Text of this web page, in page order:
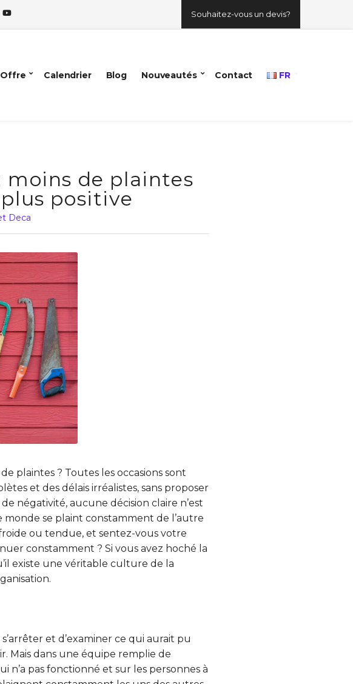
Souhaitez-vous un devis?
Offre Calendrier Blog Nouveautés Contact FR
moins de plaintes
positive
Deca
plaintes ? Toutes les occasions sont
et des délais irréalistes, sans proposer
négativité, aucune décision claire n’est
se plaint constamment de l’autre
ou tendue, et sentez-vous votre
constamment ? Si vous avez hoché la
existe une véritable culture de la
et d’examiner ce qui aurait pu
Mais dans une équipe remplie de
n’a pas fonctionné et sur les personnes à